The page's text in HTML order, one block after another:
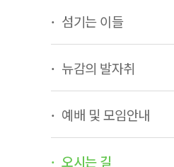
섬기는 이들
뉴감의 발자취
예배 및 모임안내
오시는 길